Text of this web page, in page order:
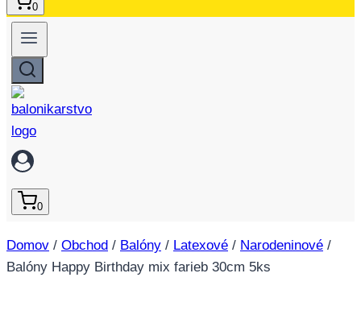
0
0
Domov / Obchod / Balóny / Latexové / Narodeninové /
Balóny Happy Birthday mix farieb 30cm 5ks